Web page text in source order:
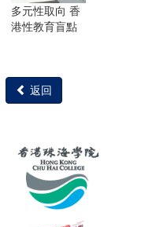
多元性取向 香
港性教育盲點
返回